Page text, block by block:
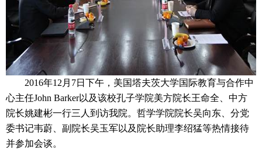
2016年12月7日下午，美国塔夫茨大学国际教育与合作中
心主任John Barker以及该校孔子学院美方院长王命全、中方
院长姚建彬一行三人到访我院。哲学学院院长吴向东、分党
委书记韦蔚、副院长吴玉军以及院长助理李绍猛等热情接待
并参加会谈。